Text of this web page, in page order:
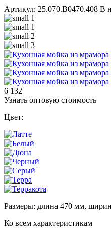
Артикул: 25.070.B0470.408 В
6 132
Узнать оптовую стоимость
Цвет:
Размеры: длина 470 мм,
Ко всем характеристикам